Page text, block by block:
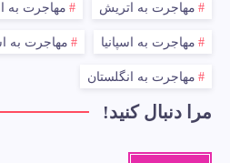
مهاجرت به اتریش مهاجرت به
مهاجرت به اسپانیا مهاجرت به
مهاجرت به انگلستان
مرا دنبال کنید!